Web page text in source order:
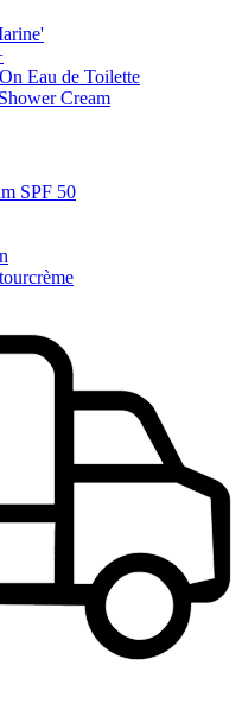
Eau de Toilette
Cream
SPF 50